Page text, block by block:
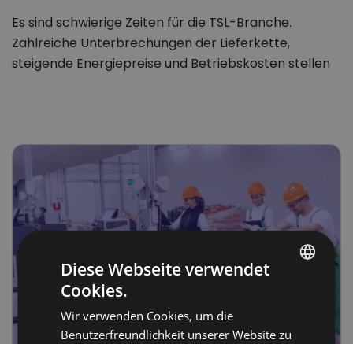
Es sind schwierige Zeiten für die TSL-Branche.
Zahlreiche Unterbrechungen der Lieferkette,
steigende Energiepreise und Betriebskosten stellen
Diese Webseite verwendet
Cookies.
Wir verwenden Cookies, um die
Benutzerfreundlichkeit unserer Website zu